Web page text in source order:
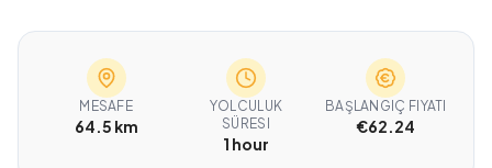
MESAFE
64.5 km
YOLCULUK
SÜRESI
1 hour
BAŞLANGIÇ FIYATI
€62.24